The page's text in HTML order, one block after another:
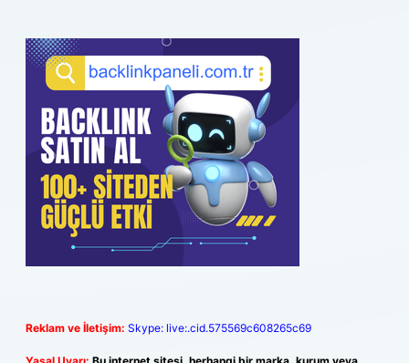
Reklam ve İletişim: Skype: live:.cid.575569c608265c69